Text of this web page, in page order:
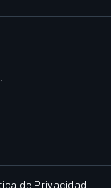
de Privacidad